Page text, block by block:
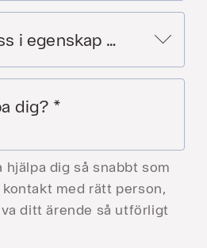
Kontaktar du oss i egenskap av:
dig? *
hjälpa dig så snabbt som
med rätt person,
ditt ärende så utförligt